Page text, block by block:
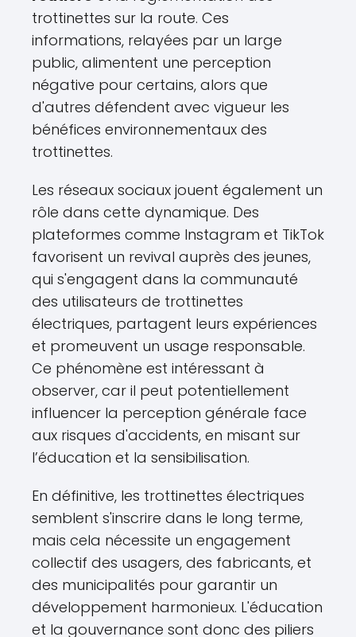
trottinettes sur la route. Ces
informations, relayées par un large
public, alimentent une perception
négative pour certains, alors que
d'autres défendent avec vigueur les
bénéfices environnementaux des
trottinettes.
Les réseaux sociaux jouent également un
rôle dans cette dynamique. Des
plateformes comme Instagram et TikTok
favorisent un revival auprès des jeunes,
qui s'engagent dans la communauté
des utilisateurs de trottinettes
électriques, partagent leurs expériences
et promeuvent un usage responsable.
Ce phénomène est intéressant à
observer, car il peut potentiellement
influencer la perception générale face
aux risques d'accidents, en misant sur
l’éducation et la sensibilisation.
En définitive, les trottinettes électriques
semblent s'inscrire dans le long terme,
mais cela nécessite un engagement
collectif des usagers, des fabricants, et
des municipalités pour garantir un
développement harmonieux. L'éducation
et la gouvernance sont donc des piliers